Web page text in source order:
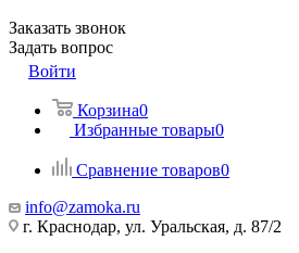
Заказать звонок
Задать вопрос
Войти
Корзина0
Избранные товары0
Сравнение товаров0
info@zamoka.ru
г. Краснодар, ул. Уральская, д. 87/2